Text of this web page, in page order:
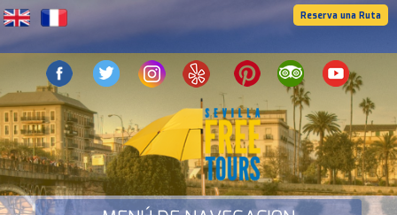
Reserva una Ruta